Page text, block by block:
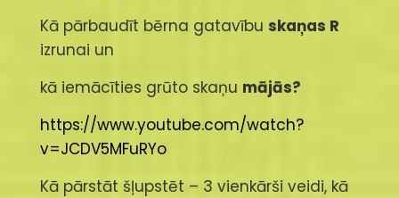
Kā pārbaudīt bērna gatavību skaņas R
izrunai un
kā iemācīties grūto skaņu mājās?
https://www.youtube.com/watch?
v=JCDV5MFuRYo
Kā pārstāt šļupstēt – 3 vienkārši veidi, kā